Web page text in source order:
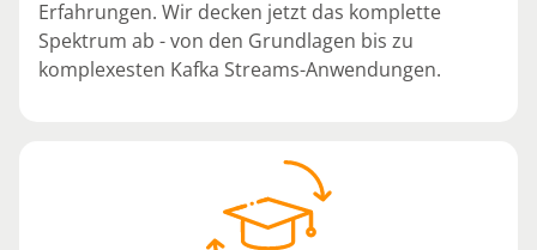
Erfahrungen. Wir decken jetzt das komplette
Spektrum ab - von den Grundlagen bis zu
komplexesten Kafka Streams-Anwendungen.